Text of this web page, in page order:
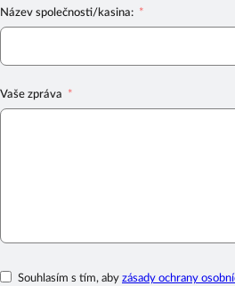
Název společnosti/kasina:
Vaše zpráva
Souhlasím s tím, aby zásady ochrany